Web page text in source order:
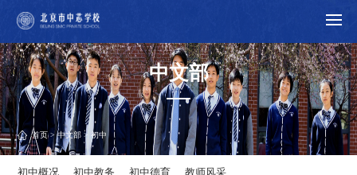
中文部
首页>中文部 > 初中
初中概况 初中教务 初中德育 教师风采